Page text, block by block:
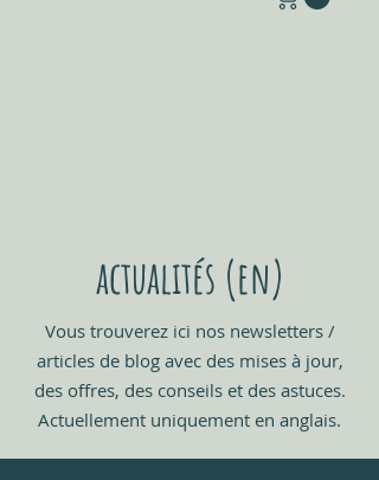
actualités (en)
Vous trouverez ici nos newsletters /
articles de blog avec des mises à jour,
des offres, des conseils et des astuces.
Actuellement uniquement en anglais.